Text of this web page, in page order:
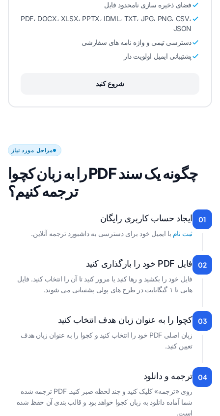
فضای ذخیره سازی نامحدود فایل
PDF، DOCX، XLSX، PPTX، IDML، TXT، JPG، PNG، CSV،
JSON
دسترسی تیمی و واژه نامه های سفارشی
پشتیبانی ایمیل اولویت دار
شروع کنید
مراحل مورد نیاز
چگونه یک سند PDF را به زبان کچوا
ترجمه کنیم؟
01 ایجاد حساب کاربری رایگان
ثبت نام با ایمیل خود برای دسترسی به داشبورد ترجمه آنلاین.
02 فایل PDF خود را بارگذاری کنید
فایل خود را بکشید و رها کنید یا مرور کنید تا آن را انتخاب کنید. فایل
هایی تا ۱ گیگابایت در طرح های پولی پشتیبانی می شوند.
03 کچوا را به عنوان زبان هدف انتخاب کنید
زبان اصلی PDF خود را انتخاب کنید و کچوا را به عنوان زبان هدف
تعیین کنید.
04 ترجمه و دانلود
روی «ترجمه» کلیک کنید و چند لحظه صبر کنید. PDF ترجمه شده
شما آماده دانلود به زبان کچوا خواهد بود و قالب بندی آن حفظ شده
است.